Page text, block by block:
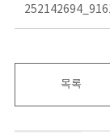
목록